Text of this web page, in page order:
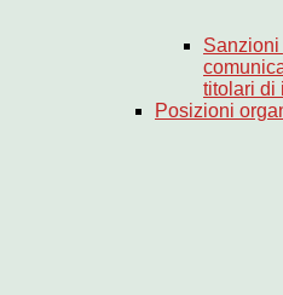
Sanzioni
titolari di
Posizioni